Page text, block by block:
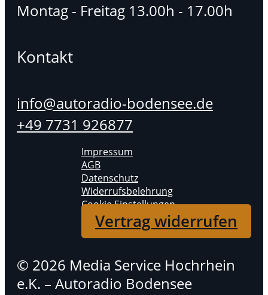
Montag - Freitag 13.00h - 17.00h
Kontakt
info@autoradio-bodensee.de
+49 7731 926877
Impressum
AGB
Datenschutz
Widerrufsbelehrung
Cookie Einstellungen
Vertrag widerrufen
© 2026 Media Service Hochrhein
e.K. – Autoradio Bodensee